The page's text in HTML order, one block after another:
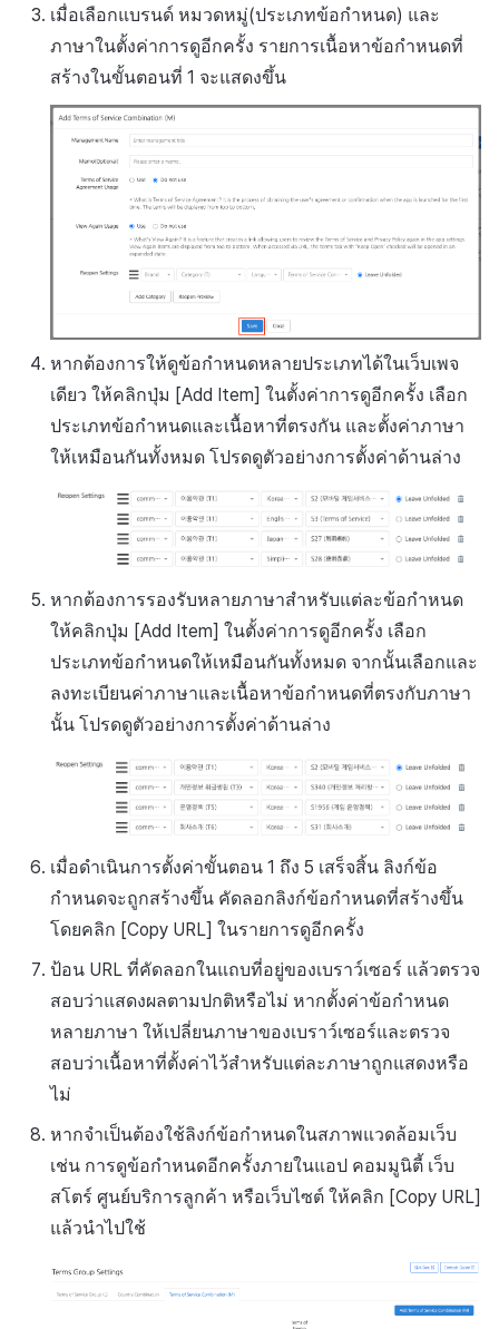
เมื่อเลือกแบรนด์ หมวดหมู่(ประเภทข้อกำหนด) และ
ภาษาในตั้งค่าการดูอีกครั้ง รายการเนื้อหาข้อกำหนดที่
สร้างในขั้นตอนที่ 1 จะแสดงขึ้น
หากต้องการให้ดูข้อกำหนดหลายประเภทได้ในเว็บเพจ
เดียว ให้คลิกปุ่ม [Add Item] ในตั้งค่าการดูอีกครั้ง เลือก
ประเภทข้อกำหนดและเนื้อหาที่ตรงกัน และตั้งค่าภาษา
ให้เหมือนกันทั้งหมด โปรดดูตัวอย่างการตั้งค่าด้านล่าง
หากต้องการรองรับหลายภาษาสำหรับแต่ละข้อกำหนด
ให้คลิกปุ่ม [Add Item] ในตั้งค่าการดูอีกครั้ง เลือก
ประเภทข้อกำหนดให้เหมือนกันทั้งหมด จากนั้นเลือกและ
ลงทะเบียนค่าภาษาและเนื้อหาข้อกำหนดที่ตรงกับภาษา
นั้น โปรดดูตัวอย่างการตั้งค่าด้านล่าง
เมื่อดำเนินการตั้งค่าขั้นตอน 1 ถึง 5 เสร็จสิ้น ลิงก์ข้อ
กำหนดจะถูกสร้างขึ้น คัดลอกลิงก์ข้อกำหนดที่สร้างขึ้น
โดยคลิก [Copy URL] ในรายการดูอีกครั้ง
ป้อน URL ที่คัดลอกในแถบที่อยู่ของเบราว์เซอร์ แล้วตรวจ
สอบว่าแสดงผลตามปกติหรือไม่ หากตั้งค่าข้อกำหนด
หลายภาษา ให้เปลี่ยนภาษาของเบราว์เซอร์และตรวจ
สอบว่าเนื้อหาที่ตั้งค่าไว้สำหรับแต่ละภาษาถูกแสดงหรือ
ไม่
หากจำเป็นต้องใช้ลิงก์ข้อกำหนดในสภาพแวดล้อมเว็บ
เช่น การดูข้อกำหนดอีกครั้งภายในแอป คอมมูนิตี้ เว็บ
สโตร์ ศูนย์บริการลูกค้า หรือเว็บไซต์ ให้คลิก [Copy URL]
แล้วนำไปใช้